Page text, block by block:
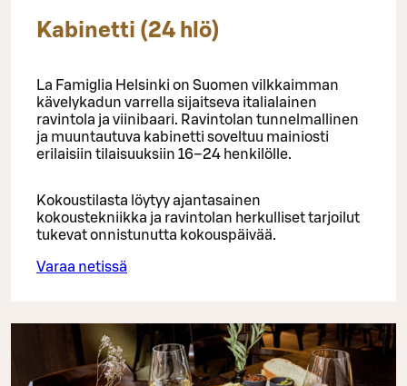
Kabinetti (24 hlö)
La Famiglia Helsinki on Suomen vilkkaimman
kävelykadun varrella sijaitseva italialainen
ravintola ja viinibaari. Ravintolan tunnelmallinen
ja muuntautuva kabinetti soveltuu mainiosti
erilaisiin tilaisuuksiin 16–24 henkilölle.
Kokoustilasta löytyy ajantasainen
kokoustekniikka ja ravintolan herkulliset tarjoilut
tukevat onnistunutta kokouspäivää.
Varaa netissä